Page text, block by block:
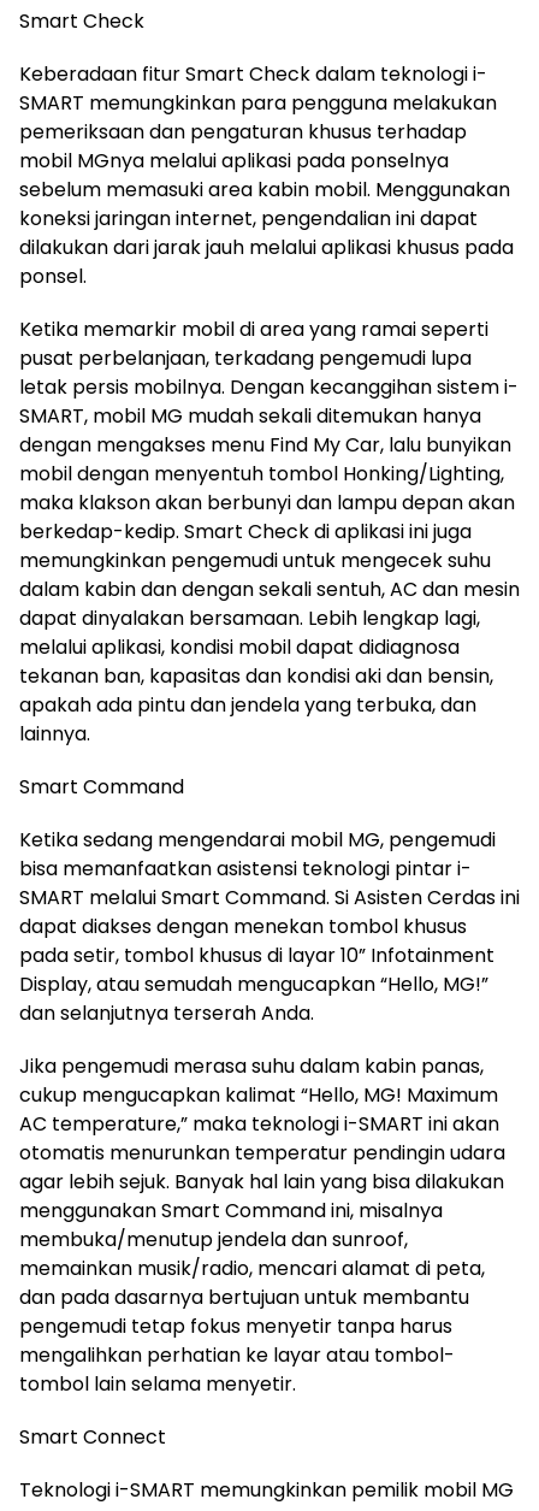
Smart Check
Keberadaan fitur Smart Check dalam teknologi i-
SMART memungkinkan para pengguna melakukan
pemeriksaan dan pengaturan khusus terhadap
mobil MGnya melalui aplikasi pada ponselnya
sebelum memasuki area kabin mobil. Menggunakan
koneksi jaringan internet, pengendalian ini dapat
dilakukan dari jarak jauh melalui aplikasi khusus pada
ponsel.
Ketika memarkir mobil di area yang ramai seperti
pusat perbelanjaan, terkadang pengemudi lupa
letak persis mobilnya. Dengan kecanggihan sistem i-
SMART, mobil MG mudah sekali ditemukan hanya
dengan mengakses menu Find My Car, lalu bunyikan
mobil dengan menyentuh tombol Honking/Lighting,
maka klakson akan berbunyi dan lampu depan akan
berkedap-kedip. Smart Check di aplikasi ini juga
memungkinkan pengemudi untuk mengecek suhu
dalam kabin dan dengan sekali sentuh, AC dan mesin
dapat dinyalakan bersamaan. Lebih lengkap lagi,
melalui aplikasi, kondisi mobil dapat didiagnosa
tekanan ban, kapasitas dan kondisi aki dan bensin,
apakah ada pintu dan jendela yang terbuka, dan
lainnya.
Smart Command
Ketika sedang mengendarai mobil MG, pengemudi
bisa memanfaatkan asistensi teknologi pintar i-
SMART melalui Smart Command. Si Asisten Cerdas ini
dapat diakses dengan menekan tombol khusus
pada setir, tombol khusus di layar 10” Infotainment
Display, atau semudah mengucapkan “Hello, MG!”
dan selanjutnya terserah Anda.
Jika pengemudi merasa suhu dalam kabin panas,
cukup mengucapkan kalimat “Hello, MG! Maximum
AC temperature,” maka teknologi i-SMART ini akan
otomatis menurunkan temperatur pendingin udara
agar lebih sejuk. Banyak hal lain yang bisa dilakukan
menggunakan Smart Command ini, misalnya
membuka/menutup jendela dan sunroof,
memainkan musik/radio, mencari alamat di peta,
dan pada dasarnya bertujuan untuk membantu
pengemudi tetap fokus menyetir tanpa harus
mengalihkan perhatian ke layar atau tombol-
tombol lain selama menyetir.
Smart Connect
Teknologi i-SMART memungkinkan pemilik mobil MG